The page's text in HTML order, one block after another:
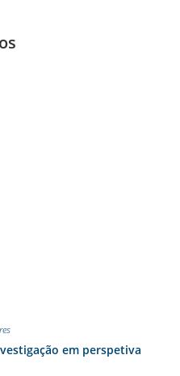
em perspetiva